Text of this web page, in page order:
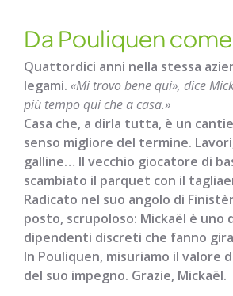
Da Pouliquen
Quattordici anni nella stessa
legami. «Mi trovo bene qui», dice
più tempo qui che a casa.»
Casa che, a dirla tutta, è un
senso migliore del termine.
galline… Il vecchio giocatore di
scambiato il parquet con il
Radicato nel suo angolo di
posto, scrupoloso: Mickaël è uno
dipendenti discreti che fanno
In Pouliquen, misuriamo il valore
del suo impegno. Grazie, Mickaël.